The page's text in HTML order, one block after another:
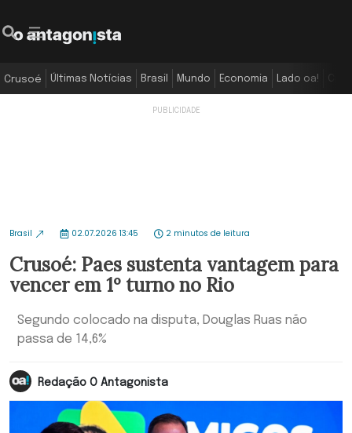
Crusoé Últimas Notícias Brasil Mundo Economia Lado oa!
Brasil 02.07.2026 13:45 2 minutos de leitura
Crusoé: Paes sustenta vantagem para
vencer em 1º turno no Rio
Segundo colocado na disputa, Douglas Ruas não
passa de 14,6%
Redação O Antagonista